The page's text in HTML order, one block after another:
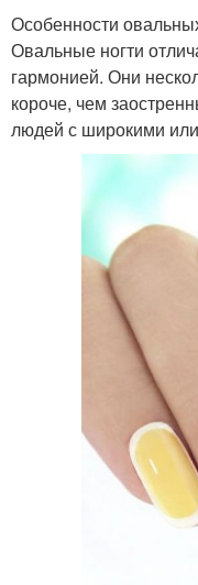
Особенности
Овальные ногти
гармонией. Они
короче, чем
людей с широкими